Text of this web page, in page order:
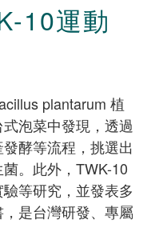
10運動
plantarum 植
泡菜中發現，透過
酵等流程，挑選出
。此外，TWK-10
等研究，並發表多
是台灣研發、專屬